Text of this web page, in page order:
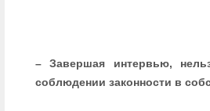
– Завершая интервью,
соблюдении законности в